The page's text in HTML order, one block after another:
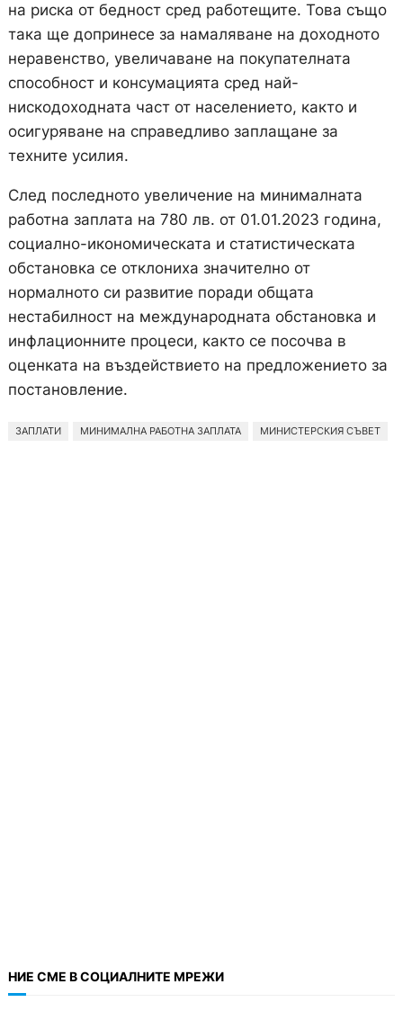
на риска от бедност сред работещите. Това също
така ще допринесе за намаляване на доходното
неравенство, увеличаване на покупателната
способност и консумацията сред най-
нискодоходната част от населението, както и
осигуряване на справедливо заплащане за
техните усилия.
След последното увеличение на минималната
работна заплата на 780 лв. от 01.01.2023 година,
социално-икономическата и статистическата
обстановка се отклониха значително от
нормалното си развитие поради общата
нестабилност на международната обстановка и
инфлационните процеси, както се посочва в
оценката на въздействието на предложението за
постановление.
ЗАПЛАТИ МИНИМАЛНА РАБОТНА ЗАПЛАТА МИНИСТЕРСКИЯ СЪВЕТ
НИЕ СМЕ В СОЦИАЛНИТЕ МРЕЖИ